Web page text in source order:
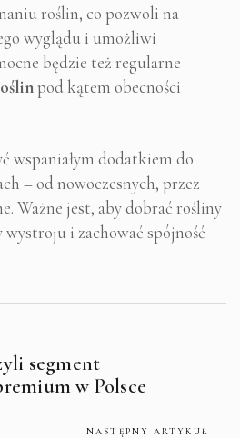
roślin, co pozwoli na
wyglądu i umożliwi
będzie też regularne
pod kątem obecności
wspaniałym dodatkiem do
– od nowoczesnych, przez
Ważne jest, aby dobrać rośliny
i zachować spójność
segment
w Polsce
NASTĘPNY ARTYKUŁ